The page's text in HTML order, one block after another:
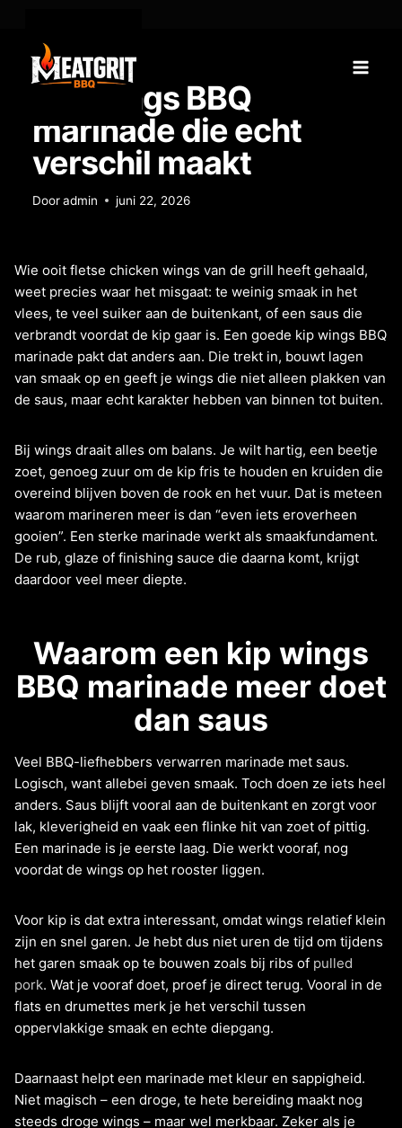
TIPS
Kip wings BBQ
marinade die echt
verschil maakt
Dooradmin juni 22, 2026
Wie ooit fletse chicken wings van de grill heeft gehaald,
weet precies waar het misgaat: te weinig smaak in het
vlees, te veel suiker aan de buitenkant, of een saus die
verbrandt voordat de kip gaar is. Een goede kip wings BBQ
marinade pakt dat anders aan. Die trekt in, bouwt lagen
van smaak op en geeft je wings die niet alleen plakken van
de saus, maar echt karakter hebben van binnen tot buiten.
Bij wings draait alles om balans. Je wilt hartig, een beetje
zoet, genoeg zuur om de kip fris te houden en kruiden die
overeind blijven boven de rook en het vuur. Dat is meteen
waarom marineren meer is dan “even iets eroverheen
gooien”. Een sterke marinade werkt als smaakfundament.
De rub, glaze of finishing sauce die daarna komt, krijgt
daardoor veel meer diepte.
Waarom een kip wings
BBQ marinade meer doet
dan saus
Veel BBQ-liefhebbers verwarren marinade met saus.
Logisch, want allebei geven smaak. Toch doen ze iets heel
anders. Saus blijft vooral aan de buitenkant en zorgt voor
lak, kleverigheid en vaak een flinke hit van zoet of pittig.
Een marinade is je eerste laag. Die werkt vooraf, nog
voordat de wings op het rooster liggen.
Voor kip is dat extra interessant, omdat wings relatief klein
zijn en snel garen. Je hebt dus niet uren de tijd om tijdens
het garen smaak op te bouwen zoals bij ribs of pulled
pork. Wat je vooraf doet, proef je direct terug. Vooral in de
flats en drumettes merk je het verschil tussen
oppervlakkige smaak en echte diepgang.
Daarnaast helpt een marinade met kleur en sappigheid.
Niet magisch – een droge, te hete bereiding maakt nog
steeds droge wings – maar wel merkbaar. Zeker als je